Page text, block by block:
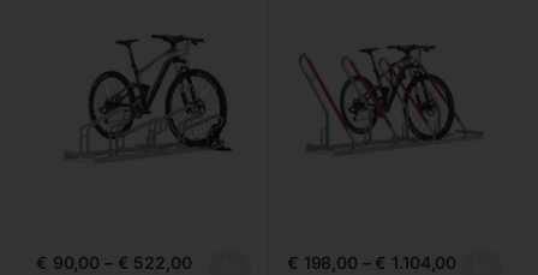
€ 90,00 – € 522,00 € 198,00 – € 1.104,00